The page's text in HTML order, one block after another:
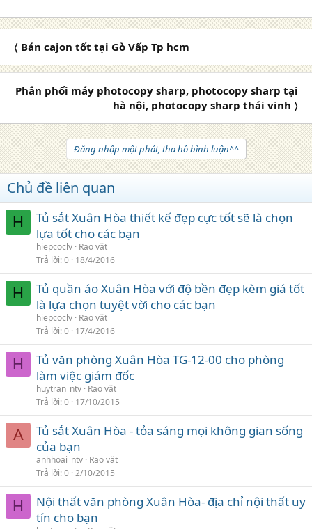
〈 Bán cajon tốt tại Gò Vấp Tp hcm
Phân phối máy photocopy sharp, photocopy sharp tại
hà nội, photocopy sharp thái vinh 〉
Đăng nhập một phát, tha hồ bình luận^^
Chủ đề liên quan
H
Tủ sắt Xuân Hòa thiết kế đẹp cực tốt sẽ là chọn
lựa tốt cho các bạn
hiepcoclv Rao vặt
Trả lời 0 18/4/2016
H
Tủ quần áo Xuân Hòa với độ bền đẹp kèm giá tốt
là lựa chọn tuyệt vời cho các bạn
hiepcoclv Rao vặt
Trả lời 0 17/4/2016
H
Tủ văn phòng Xuân Hòa TG-12-00 cho phòng
làm việc giám đốc
huytran_ntv Rao vặt
Trả lời 0 17/10/2015
A
Tủ sắt Xuân Hòa - tỏa sáng mọi không gian sống
của bạn
anhhoai_ntv Rao vặt
Trả lời 0 2/10/2015
H
Nội thất văn phòng Xuân Hòa- địa chỉ nội thất uy
tín cho bạn